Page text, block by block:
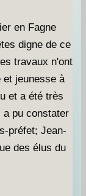
en Fagne
digne de ce
travaux n'ont
et jeunesse à
et a été très
pu constater
préfet; Jean-
des élus du